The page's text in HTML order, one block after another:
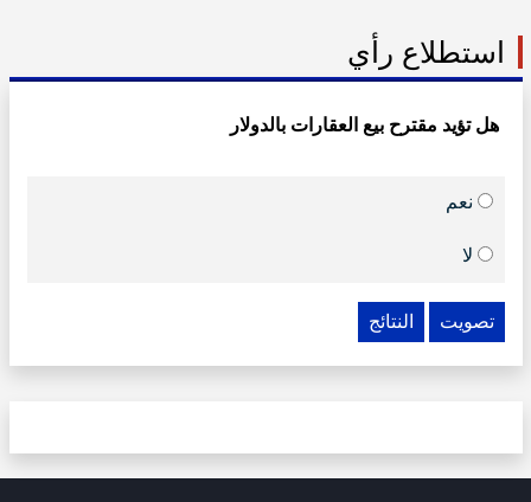
استطلاع رأي
هل تؤيد مقترح بيع العقارات بالدولار
نعم
لا
تصويت النتائج